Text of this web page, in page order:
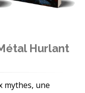
Hurlant
mythes, une